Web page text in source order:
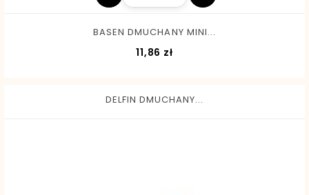
BASEN DMUCHANY MINI...
11,86 zł
DELFIN DMUCHANY...